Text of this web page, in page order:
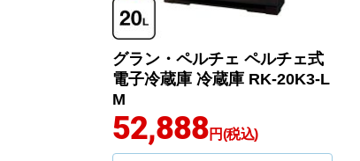
グラン・ペルチェ ペルチェ式
電子冷蔵庫 冷蔵庫 RK-20K3-L
M
52,888円(税込)